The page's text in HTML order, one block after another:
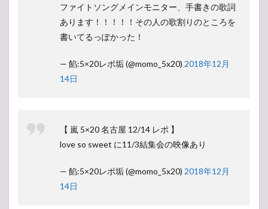
ファイトソングメインモニター、手書きの歌詞
あります！！！！！その人の歌割りのところを
書いてるっぽかった！
— 餡:5×20レポ垢 (@momo_5x20) 2018年12月
14日
【 嵐 5×20 名古屋 12/14 レポ 】
love so sweet に11/3結集会の映像あり
— 餡:5×20レポ垢 (@momo_5x20) 2018年12月
14日